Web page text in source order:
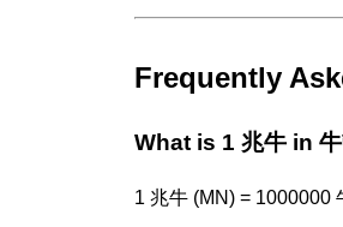
Frequently
What is 1 兆牛 in
1 兆牛 (MN) = 1000000